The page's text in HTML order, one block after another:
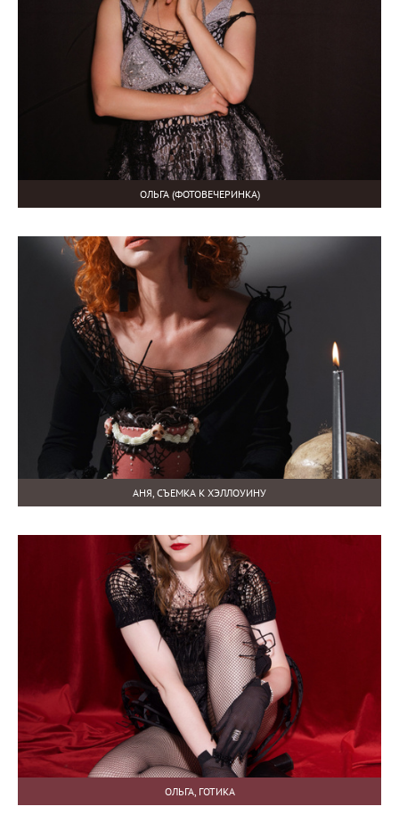
ОЛЬГА (ФОТОВЕЧЕРИНКА)
АНЯ, СЪЕМКА К ХЭЛЛОУИНУ
ОЛЬГА, ГОТИКА